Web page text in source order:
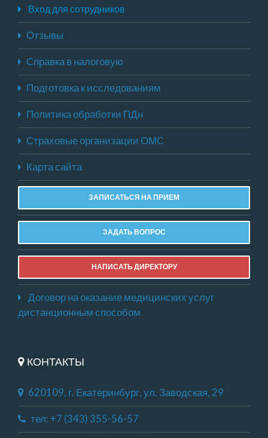
Вход для сотрудников
Отзывы
Справка в налоговую
Подготовка к исследованиям
Политика обработки ПДн
Страховые организации ОМС
Карта сайта
ЗАПИСАТЬСЯ НА ПРИЕМ
ЗАДАТЬ ВОПРОС
НАПИСАТЬ ДИРЕКТОРУ
Договор на оказание медицинских услуг
дистанционным способом
КОНТАКТЫ
620109, г. Екатеринбург, ул. Заводская, 29
тел: +7 (343) 355-56-57